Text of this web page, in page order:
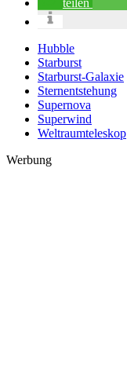
teilen
Hubble
Starburst
Starburst-Galaxie
Sternentstehung
Supernova
Superwind
Weltraumteleskop
Werbung